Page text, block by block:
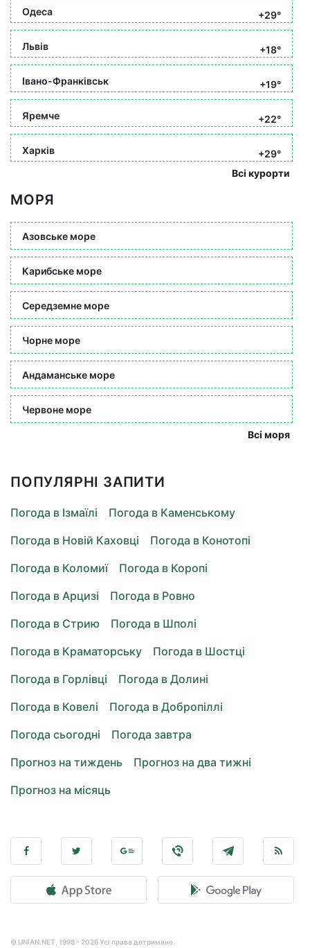
Одеса +29°
Львів +18°
Івано-Франківськ +19°
Яремче +22°
Харків
+29°
Всі курорти
МОРЯ
Азовське море
Карибське море
Середземне море
Чорне море
Андаманське море
Червоне море
Всі моря
ПОПУЛЯРНІ ЗАПИТИ
Погода в Ізмаїлі
Погода в Каменському
Погода в Новій Каховці
Погода в Конотопі
Погода в Коломиї
Погода в Коропі
Погода в Арцизі
Погода в Ровно
Погода в Стрию
Погода в Шполі
Погода в Краматорську
Погода в Шостці
Погода в Горлівці
Погода в Долині
Погода в Ковелі
Погода в Добропіллі
Погода сьогодні
Погода завтра
Прогноз на тиждень
Прогноз на два тижні
Прогноз на місяць
© UNIAN.NET, 1998 - 2026 Усі права дотримано.